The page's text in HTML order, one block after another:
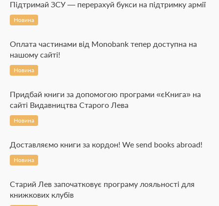
Підтримай ЗСУ — перерахуй букси на підтримку армії
Новина
Оплата частинами від Monobank тепер доступна на
нашому сайті!
Новина
Придбай книги за допомогою програми «єКнига» на
сайті Видавництва Старого Лева
Новина
Доставляємо книги за кордон! We send books abroad!
Новина
Старий Лев започатковує програму лояльності для
книжкових клубів